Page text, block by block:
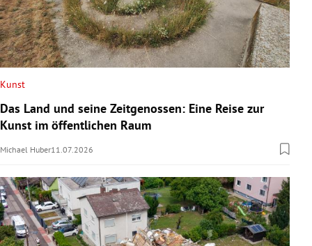
Kunst
Das Land und seine Zeitgenossen: Eine Reise zur
Kunst im öffentlichen Raum
Michael Huber11.07.2026